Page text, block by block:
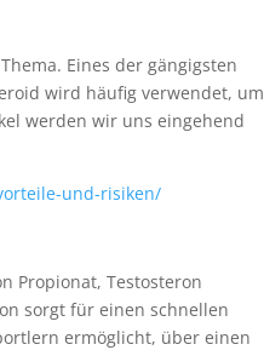
Eines der gängigsten
wird häufig verwendet, um
werden wir uns eingehend
und-risiken/
Propionat, Testosteron
sorgt für einen schnellen
ermöglicht, über einen